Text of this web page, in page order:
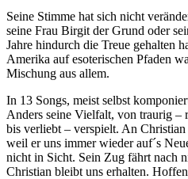
Seine Stimme hat sich nicht
seine Frau Birgit der Grund oder
Jahre hindurch die Treue gehalten
Amerika auf esoterischen Pfaden
Mischung aus allem.
In 13 Songs, meist selbst
Anders seine Vielfalt, von traurig –
bis verliebt – verspielt. An
weil er uns immer wieder auf´s
nicht in Sicht. Sein Zug fährt nach
Christian bleibt uns erhalten.